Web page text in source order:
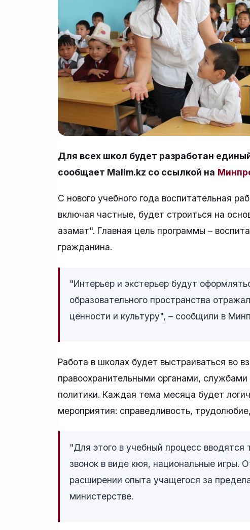
Для всех школ будет разработан
сообщает Malim.kz со ссылкой на
С нового учебного года воспитательная
включая частные, будет строиться на
азамат". Главная цель программы –
гражданина.
"Интерьер и экстерьер будут
образовательного пространства
ценности и культуру", – сообщили в
Работа в школах будет выстраиваться во
правоохранительными органами, службами
политики. Каждая тема месяца будет
мероприятия: справедливость,
"Для этого в учебный процесс вводятся
звонок в виде кюя, национальные игры.
расширении опыта учащегося за
министерстве.